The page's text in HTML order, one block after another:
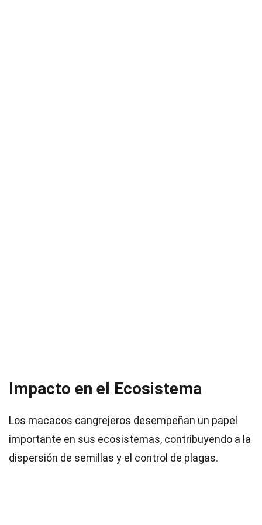
Impacto en el Ecosistema
Los macacos cangrejeros desempeñan un papel
importante en sus ecosistemas, contribuyendo a la
dispersión de semillas y el control de plagas.